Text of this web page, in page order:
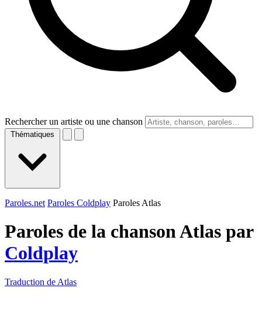
Rechercher un artiste ou une chanson
Thématiques
Paroles.net Paroles Coldplay Paroles Atlas
Paroles de la chanson Atlas par
Coldplay
Traduction de Atlas